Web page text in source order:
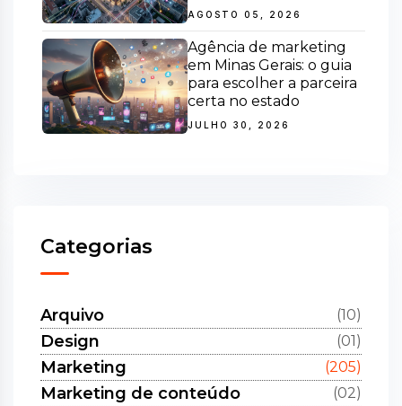
AGOSTO 05, 2026
Agência de marketing
em Minas Gerais: o guia
para escolher a parceira
certa no estado
JULHO 30, 2026
Categorias
Arquivo (10)
Design (01)
Marketing (205)
Marketing de conteúdo (02)